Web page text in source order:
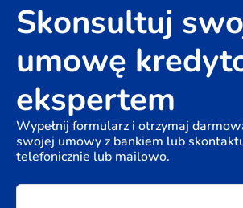
Skonsultuj
umowę
ekspertem
Wypełnij formularz i otrzymaj
swojej umowy z bankiem lub
telefonicznie lub mailowo.